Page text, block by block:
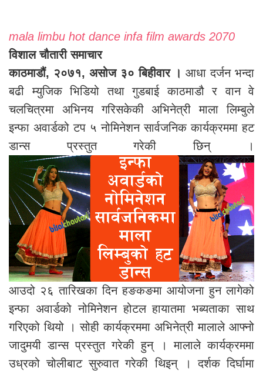
mala limbu hot dance infa film awards 2070
विशाल चौतारी समाचार
काठमाडौं, २०७१, असोज ३० बिहीवार । आधा दर्जन भन्दा
बढी म्युजिक भिडियो तथा गुडबाई काठमाडौ र वान वे
चलचित्रमा अभिनय गरिसकेकी अभिनेत्री माला लिम्बुले
इन्फा अवार्डको टप ५ नोमिनेशन सार्वजनिक कार्यक्रममा हट
डान्स प्रस्तुत गरेकी छिन् ।
आउदो २६ तारिखका दिन हङकङमा आयोजना हुन लागेको
इन्फा अवार्डको नोमिनेशन होटल हायातमा भब्यताका साथ
गरिएको थियो । सोही कार्यक्रममा अभिनेत्री मालाले आफ्नो
जादुमयी डान्स प्रस्तुत गरेकी हुन् । मालाले कार्यक्रममा
उध्रको चोलीबाट सुरुवात गरेकी थिइन् । दर्शक दिर्घामा